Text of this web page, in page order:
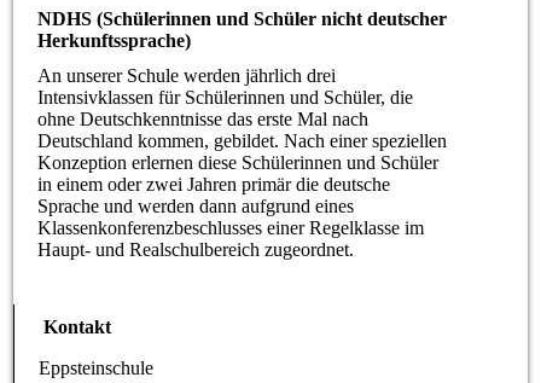
NDHS (Schülerinnen und Schüler nicht deutscher
Herkunftssprache)
An unserer Schule werden jährlich drei
Intensivklassen für Schülerinnen und Schüler, die
ohne Deutschkenntnisse das erste Mal nach
Deutschland kommen, gebildet. Nach einer speziellen
Konzeption erlernen diese Schülerinnen und Schüler
in einem oder zwei Jahren primär die deutsche
Sprache und werden dann aufgrund eines
Klassenkonferenzbeschlusses einer Regelklasse im
Haupt- und Realschulbereich zugeordnet.
Kontakt
Eppsteinschule